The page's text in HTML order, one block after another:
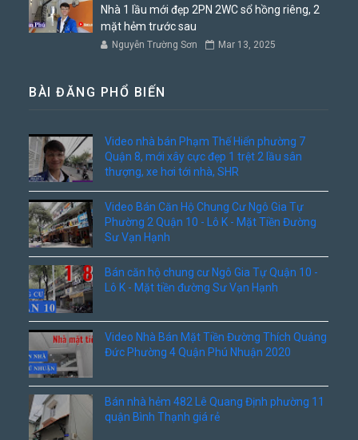
Nhà 1 lầu mới đẹp 2PN 2WC sổ hồng riêng, 2
mặt hẻm trước sau
Nguyễn Trường Sơn Mar 13, 2025
BÀI ĐĂNG PHỔ BIẾN
Video nhà bán Phạm Thế Hiển phường 7
Quận 8, mới xây cực đẹp 1 trệt 2 lầu sân
thượng, xe hơi tới nhà, SHR
Video Bán Căn Hộ Chung Cư Ngô Gia Tự
Phường 2 Quận 10 - Lô K - Mặt Tiền Đường
Sư Vạn Hạnh
Bán căn hộ chung cư Ngô Gia Tự Quận 10 -
Lô K - Mặt tiền đường Sư Vạn Hạnh
Video Nhà Bán Mặt Tiền Đường Thích Quảng
Đức Phường 4 Quận Phú Nhuận 2020
Bán nhà hẻm 482 Lê Quang Định phường 11
quận Bình Thạnh giá rẻ